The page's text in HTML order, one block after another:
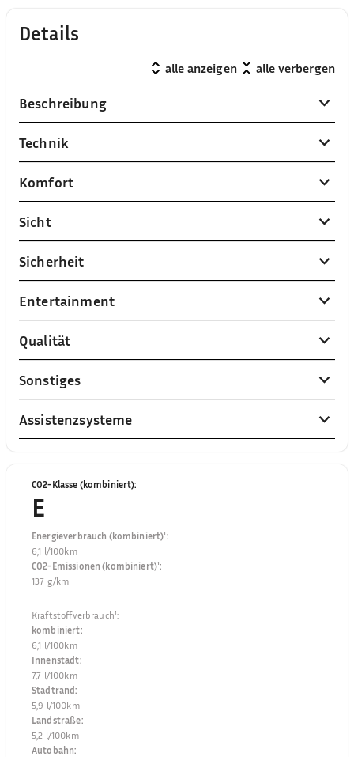
Details
alle anzeigen alle verbergen
Beschreibung
Technik
Komfort
Sicht
Sicherheit
Entertainment
Qualität
Sonstiges
Assistenzsysteme
CO2-Klasse (kombiniert):
E
Energieverbrauch (kombiniert)¹:
6,1 l/100km
CO2-Emissionen (kombiniert)¹:
137 g/km
Kraftstoffverbrauch¹:
kombiniert:
6,1 l/100km
Innenstadt:
7,7 l/100km
Stadtrand:
5,9 l/100km
Landstraße:
5,2 l/100km
Autobahn: